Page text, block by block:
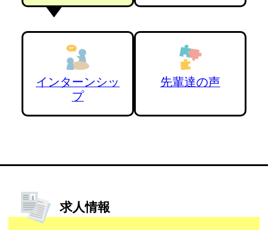
インターンシッ
プ
先輩達の声
求人情報